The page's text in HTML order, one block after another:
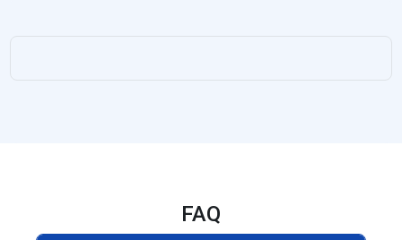
FAQ